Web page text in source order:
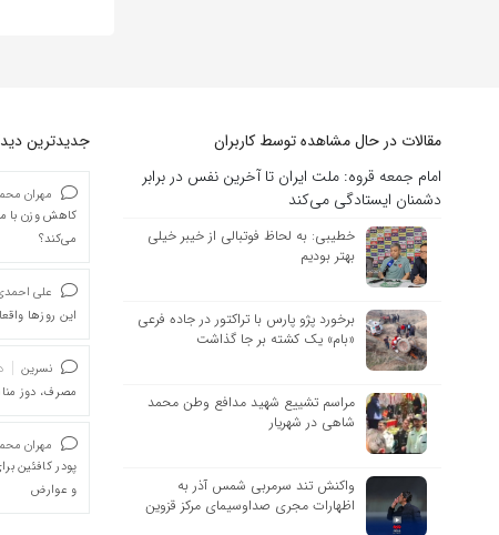
مقالات در حال مشاهده توسط کاربران
امام جمعه قروه: ملت ایران تا آخرین نفس در برابر
دشمنان ایستادگی می‌کند
خطیبی: به لحاظ فوتبالی از خیبر خیلی
بهتر بودیم
برخورد پژو پارس با تراکتور در جاده فرعی
«بام» یک کشته بر جا گذاشت
مراسم تشییع شهید مدافع وطن محمد
شاهی در شهریار
واکنش تند سرمربی شمس آذر به
اظهارات مجری صداوسیمای مرکز قزوین
جدیدترین
مهران
کاهش وزن با
می‌کند؟
علی
این روزها
نسرین
مصرف، دوز
مهران
پودر کافئین
و عوارض